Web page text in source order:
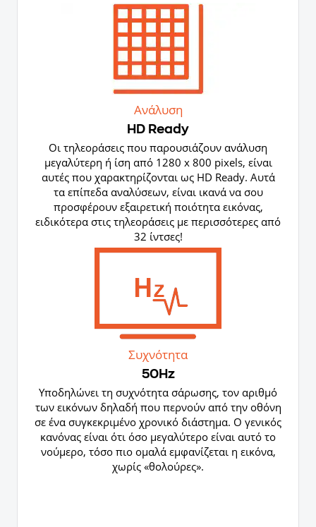
Ανάλυση
HD Ready
Οι τηλεοράσεις που παρουσιάζουν ανάλυση
μεγαλύτερη ή ίση από 1280 x 800 pixels, είναι
αυτές που χαρακτηρίζονται ως HD Ready. Αυτά
τα επίπεδα αναλύσεων, είναι ικανά να σου
προσφέρουν εξαιρετική ποιότητα εικόνας,
ειδικότερα στις τηλεοράσεις με περισσότερες από
32 ίντσες!
Συχνότητα
50Hz
Yποδηλώνει τη συχνότητα σάρωσης, τον αριθμό
των εικόνων δηλαδή που περνούν από την οθόνη
σε ένα συγκεκριμένο χρονικό διάστημα. Ο γενικός
κανόνας είναι ότι όσο μεγαλύτερο είναι αυτό το
νούμερο, τόσο πιο ομαλά εμφανίζεται η εικόνα,
χωρίς «θολούρες».